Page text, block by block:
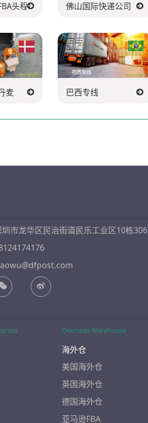
头程派送公司 佛山国际快递公司
麦 巴西专线
市龙华区民治街道民乐工业区10栋306
Overseas Warehouse
海外仓
美国海外仓
英国海外仓
德国海外仓
亚马逊FBA